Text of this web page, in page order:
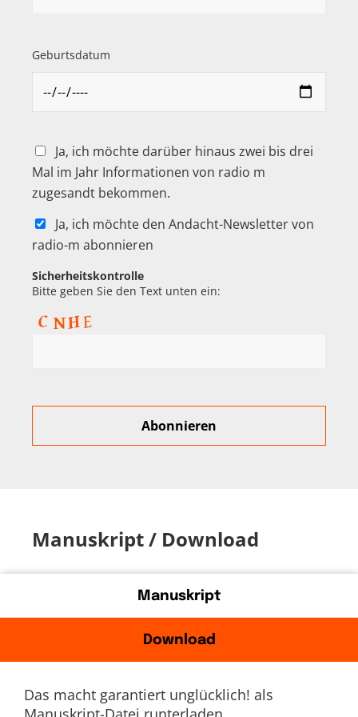
Geburtsdatum
Ja, ich möchte darüber hinaus zwei bis drei
Mal im Jahr Informationen von radio m
zugesandt bekommen.
Ja, ich möchte den Andacht-Newsletter von
radio-m abonnieren
Sicherheitskontrolle
Bitte geben Sie den Text unten ein:
Manuskript / Download
Manuskript
Download
Das macht garantiert unglücklich! als